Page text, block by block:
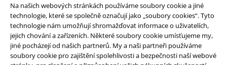
Na našich webových stránkách používáme soubory cookie a jiné
technologie, které se společně označují jako „soubory cookies“. Tyto
technologie nám umožňují shromažďovat informace o uživatelích,
jejich chování a zařízeních. Některé soubory cookie umísťujeme my,
jiné pocházejí od našich partnerů. My a naši partneři používáme
soubory cookie pro zajištění spolehlivosti a bezpečnosti naší webové